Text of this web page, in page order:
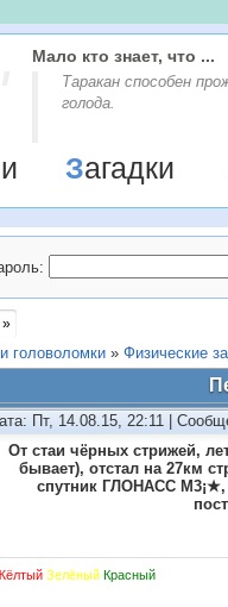
Мало кто знает, что ...
Таракан способен
голода.
Загадки
»
головоломки » Физические
Пт, 14.08.15, 22:11 |
От стаи чёрных стрижей,
бывает), отстал на 27км
спутник ГЛОНАСС М3¡★,
Зелёный Красный